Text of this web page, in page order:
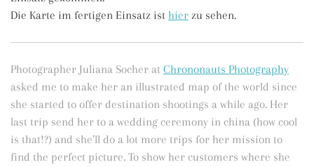
Die Karte im fertigen Einsatz ist hier zu sehen.
Photographer Juliana Socher at Chrononauts Photography
asked me to make her an illustrated map of the world since
she started to offer destination shootings a while ago. Her
last trip send her to a wedding ceremony in china (how cool
is that!?) and she’ll do a lot more trips for her mission to
find the perfect picture. To show her customers where she